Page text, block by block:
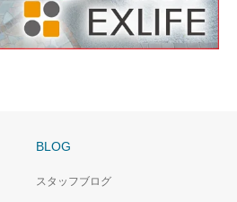
BLOG
スタッフブログ